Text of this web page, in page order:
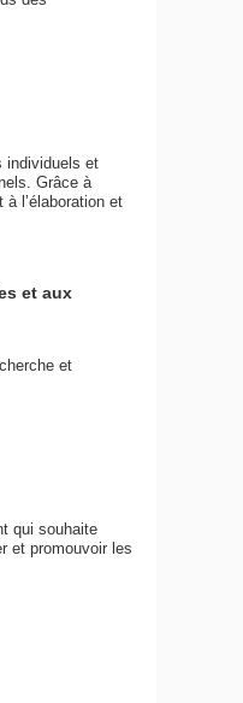
individuels et
Grâce à
l’élaboration et
et aux
et
qui souhaite
et promouvoir les